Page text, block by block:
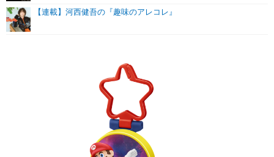
【連載】河西健吾の『趣味のアレコレ』